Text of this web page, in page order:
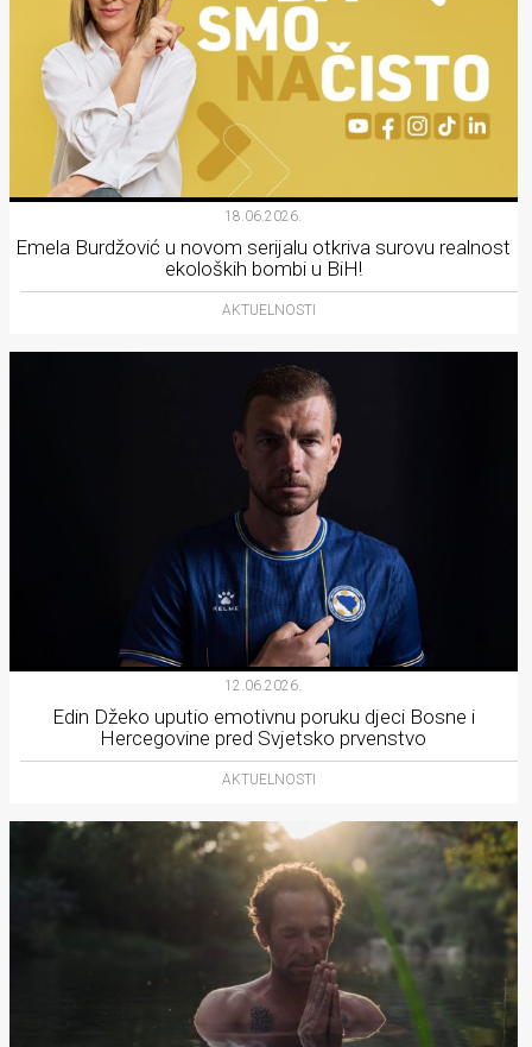
18.06.2026.
Emela Burdžović u novom serijalu otkriva surovu realnost
ekoloških bombi u BiH!
AKTUELNOSTI
12.06.2026.
Edin Džeko uputio emotivnu poruku djeci Bosne i
Hercegovine pred Svjetsko prvenstvo
AKTUELNOSTI